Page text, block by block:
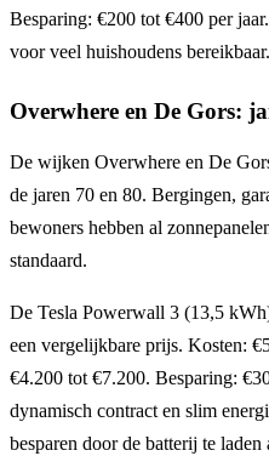
Besparing: €200 tot €400 per
voor veel huishoudens bereikbaar.
Overwhere en De Gors:
De wijken Overwhere en De
de jaren 70 en 80. Bergingen,
bewoners hebben al
standaard.
De Tesla Powerwall 3 (13,5
een vergelijkbare prijs. Kosten:
€4.200 tot €7.200. Besparing:
dynamisch contract en slim
besparen door de batterij te